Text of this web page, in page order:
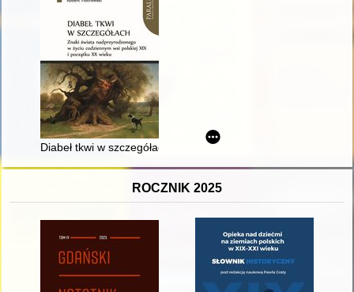
Diabeł tkwi w szczegółach : znaki świata nadprzyrodzonego
ROCZNIK 2025